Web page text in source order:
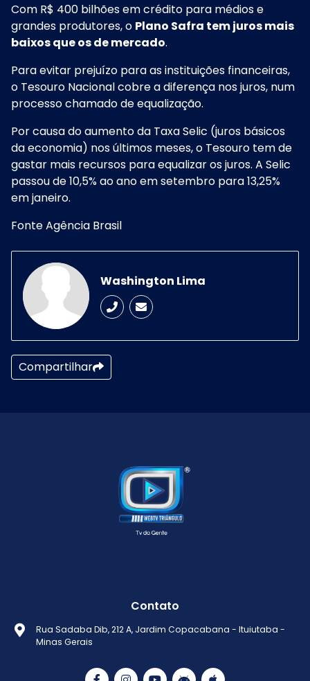
Com R$ 400 bilhões em crédito para médios e
grandes produtores, o Plano Safra tem juros mais
baixos que os de mercado.
Para evitar prejuízo para as instituições financeiras,
o Tesouro Nacional cobre a diferença nos juros, num
processo chamado de equalização.
Por causa do aumento da Taxa Selic (juros básicos
da economia) nos últimos meses, o Tesouro tem de
gastar mais recursos para equalizar os juros. A Selic
passou de 10,5% ao ano em setembro para 13,25%
em janeiro.
Fonte Agência Brasil
Washington Lima
Compartilhar
Contato
Rua Sadaba Dib, 212 A, Jardim Copacabana - Ituiutaba -
Minas Gerais